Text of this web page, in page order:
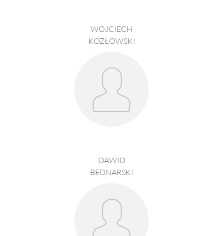
WOJCIECH
KOZŁOWSKI
DAWID
BEDNARSKI